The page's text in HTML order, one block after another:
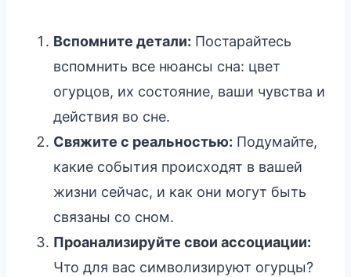
Вспомните детали: Постарайтесь
вспомнить все нюансы сна: цвет
огурцов, их состояние, ваши чувства и
действия во сне.
Свяжите с реальностью: Подумайте,
какие события происходят в вашей
жизни сейчас, и как они могут быть
связаны со сном.
Проанализируйте свои ассоциации:
Что для вас символизируют огурцы?